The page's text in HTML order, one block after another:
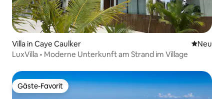
Villa in Caye Caulker Neue
Neu
LuxVilla • Moderne Unterkunft am Strand im Village
Gäste-Favorit
Gäste-Favorit